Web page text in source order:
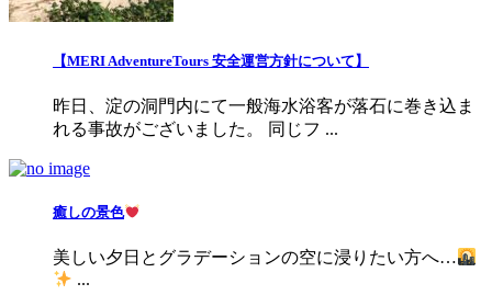
【MERI AdventureTours 安全運営方針について】
昨日、淀の洞門内にて一般海水浴客が落石に巻き込ま
れる事故がございました。 同じフ ...
癒しの景色
美しい夕日とグラデーションの空に浸りたい方へ…
...